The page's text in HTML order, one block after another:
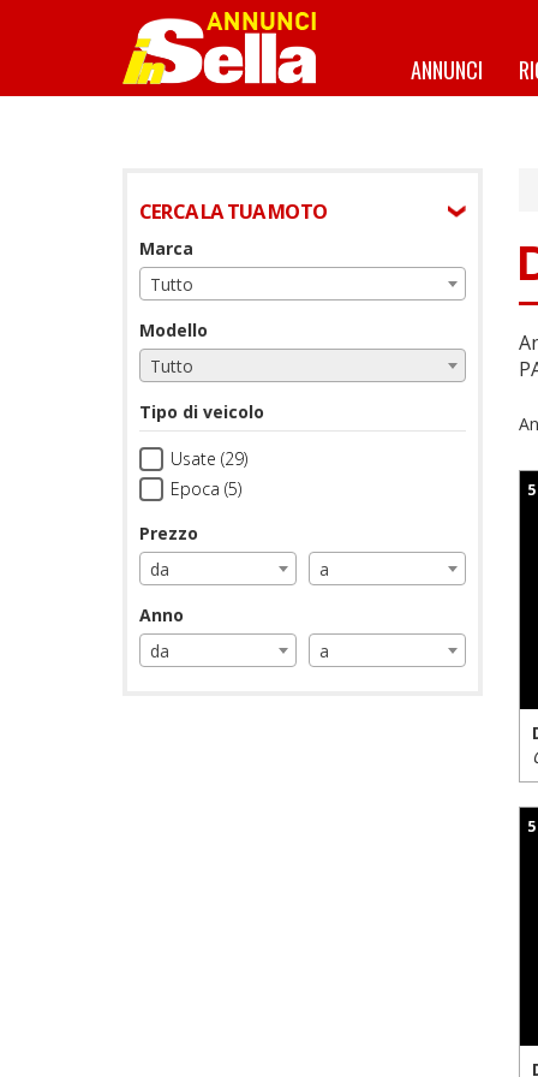
ANNUNCI
CERCA LA TUA MOTO
Marca
Tutto
Modello
Tutto
Tipo di veicolo
Usate (29)
Epoca (5)
Prezzo
da
a
Anno
da
a